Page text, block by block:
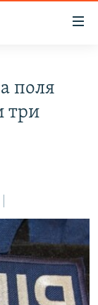
поля
три